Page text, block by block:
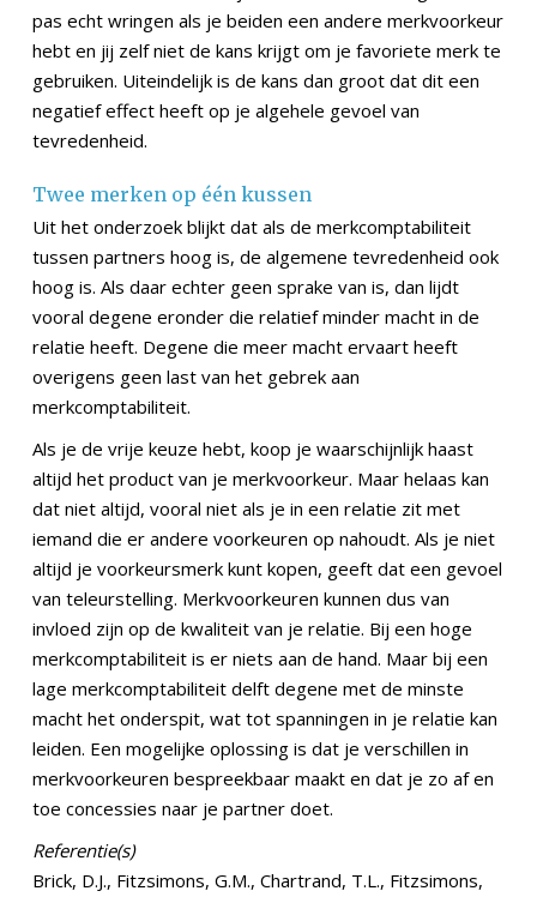
pas echt wringen als je beiden een andere merkvoorkeur
hebt en jij zelf niet de kans krijgt om je favoriete merk te
gebruiken. Uiteindelijk is de kans dan groot dat dit een
negatief effect heeft op je algehele gevoel van
tevredenheid.
Twee merken op één kussen
Uit het onderzoek blijkt dat als de merkcomptabiliteit
tussen partners hoog is, de algemene tevredenheid ook
hoog is. Als daar echter geen sprake van is, dan lijdt
vooral degene eronder die relatief minder macht in de
relatie heeft. Degene die meer macht ervaart heeft
overigens geen last van het gebrek aan
merkcomptabiliteit.
Als je de vrije keuze hebt, koop je waarschijnlijk haast
altijd het product van je merkvoorkeur. Maar helaas kan
dat niet altijd, vooral niet als je in een relatie zit met
iemand die er andere voorkeuren op nahoudt. Als je niet
altijd je voorkeursmerk kunt kopen, geeft dat een gevoel
van teleurstelling. Merkvoorkeuren kunnen dus van
invloed zijn op de kwaliteit van je relatie. Bij een hoge
merkcomptabiliteit is er niets aan de hand. Maar bij een
lage merkcomptabiliteit delft degene met de minste
macht het onderspit, wat tot spanningen in je relatie kan
leiden. Een mogelijke oplossing is dat je verschillen in
merkvoorkeuren bespreekbaar maakt en dat je zo af en
toe concessies naar je partner doet.
Referentie(s)
Brick, D.J., Fitzsimons, G.M., Chartrand, T.L., Fitzsimons,